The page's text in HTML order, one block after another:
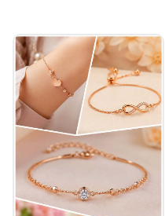
कोरियाई फुटवियर में आप
डिजाइन हैं। इन्हें ऑफिस
Image credits: instagram